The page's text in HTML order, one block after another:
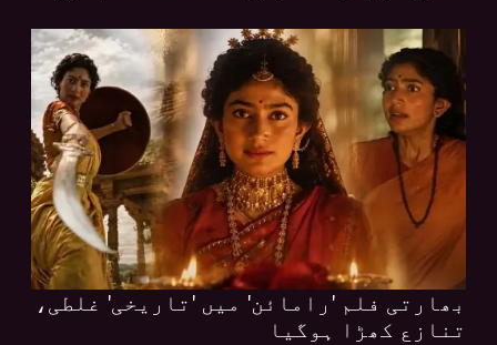
بھارتی فلم 'رامائن' میں 'تاریخی' غلطی،
تنازع کھڑا ہوگیا